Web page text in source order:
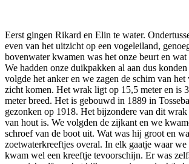
Eerst gingen Rikard en Elin te water.
even van het uitzicht op een vogeleiland,
bovenwater kwamen was het onze beurt en
We hadden onze duikpakken al aan dus
volgde het anker en we zagen de schim van
zicht komen. Het wrak ligt op 15,5 meter en is
meter breed. Het is gebouwd in 1889 in
gezonken op 1918. Het bijzondere van dit wrak
van hout is. We volgden de zijkant en we
schroef van de boot uit. Wat was hij groot en
zoetwaterkreeftjes overal. In elk gaatje waar we
kwam wel een kreeftje tevoorschijn. Er was